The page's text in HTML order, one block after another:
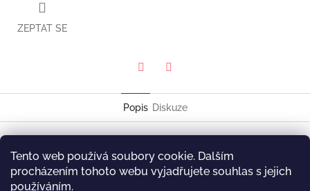
Tento web používá soubory cookie. Dalším
procházením tohoto webu vyjadřujete souhlas s jejich
používáním.
ZEPTAT SE
Popis Diskuze
Interludes
Skip Records SKP 9164-2